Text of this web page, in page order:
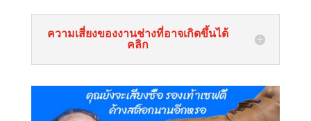
ความเสี่ยงของงานช่างที่อาจเกิดขึ้นได้
คลิก